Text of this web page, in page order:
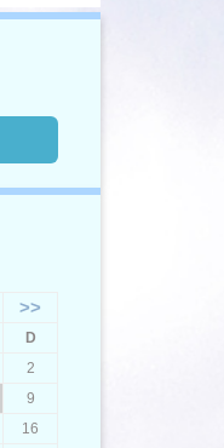
>>
D
2
9
16